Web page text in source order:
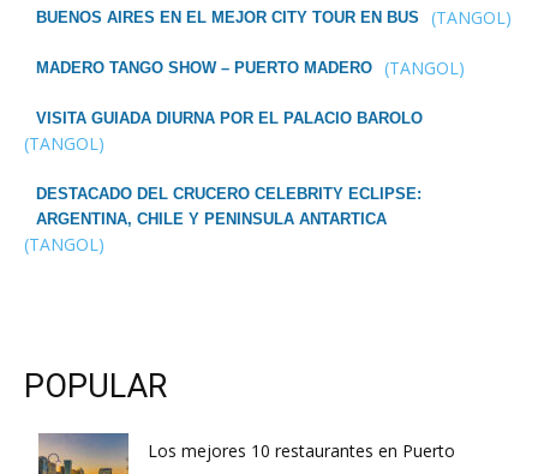
BUENOS AIRES EN EL MEJOR CITY TOUR EN BUS (TANGOL)
MADERO TANGO SHOW – PUERTO MADERO (TANGOL)
VISITA GUIADA DIURNA POR EL PALACIO BAROLO
(TANGOL)
DESTACADO DEL CRUCERO CELEBRITY ECLIPSE:
ARGENTINA, CHILE Y PENINSULA ANTARTICA
(TANGOL)
POPULAR
Los mejores 10 restaurantes en Puerto